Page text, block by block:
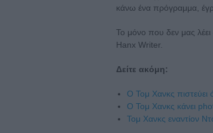
κάνω ένα πρόγραμμα,
Το μόνο που δεν μας
Hanx Writer.
Δείτε ακόμη:
O Τομ Χανκς πιστεύει
Ο Τομ Χανκς κάνει
Τομ Χανκς εναντίον